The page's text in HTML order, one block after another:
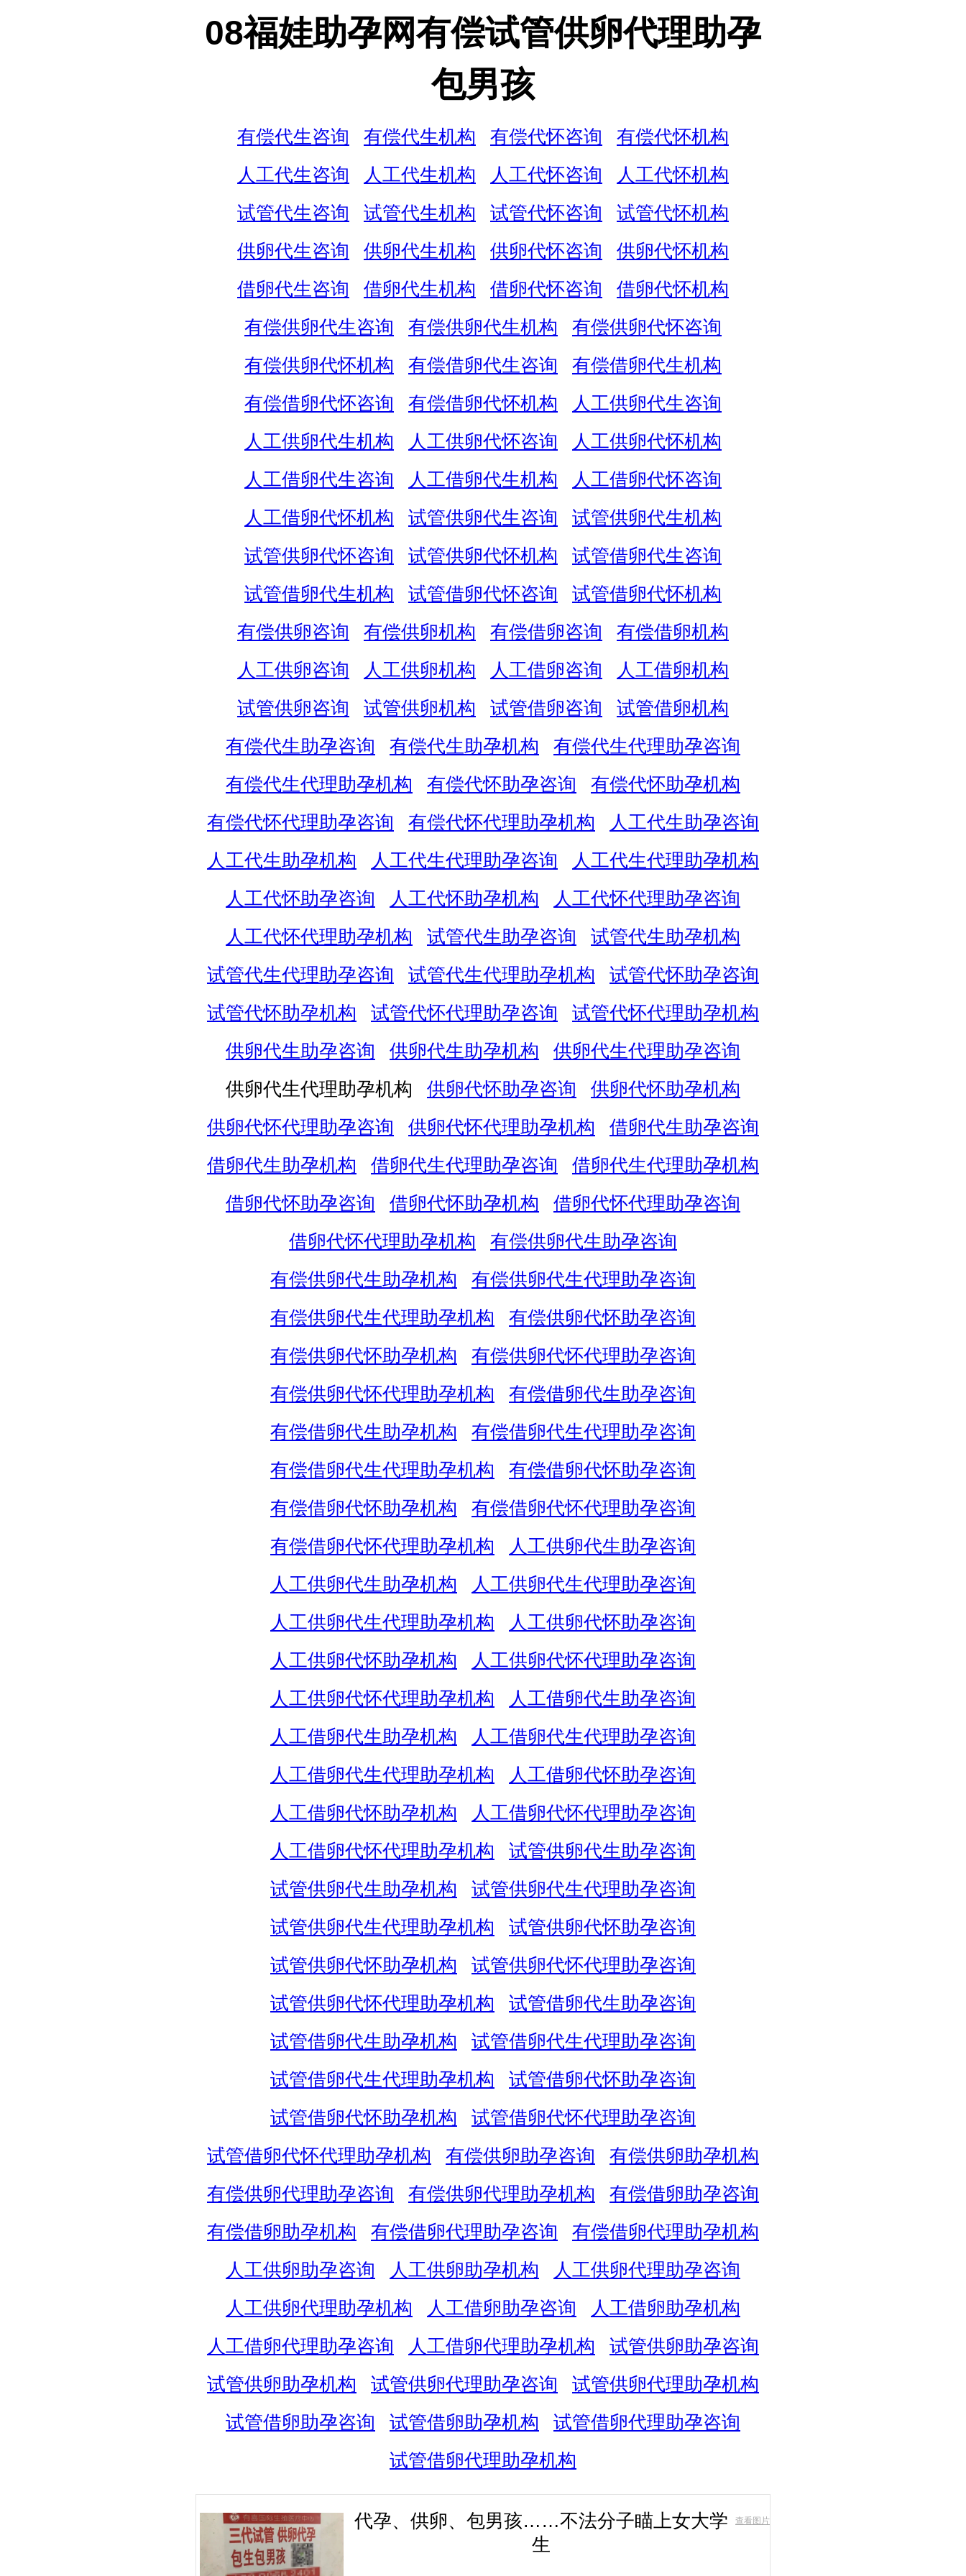
08福娃助孕网有偿试管供卵代理助孕
包男孩
有偿代生咨询 有偿代生机构 有偿代怀咨询
有偿代怀机构
人工代生咨询
人工代生机构 人工代怀咨询
人工代怀机构
试管代生咨询
试管代生机构 试管代怀咨询
试管代怀机构
供卵代生咨询
供卵代生机构 供卵代怀咨询
供卵代怀机构
借卵代生咨询
借卵代生机构 借卵代怀咨询
借卵代怀机构
有偿供卵代生咨询
有偿供卵代生机构
有偿供卵代怀咨询
有偿供卵代怀机构
有偿借卵代生咨询
有偿借卵代生机构
有偿借卵代怀咨询
有偿借卵代怀机构
人工供卵代生咨询
人工供卵代生机构
人工供卵代怀咨询
人工供卵代怀机构
人工借卵代生咨询
人工借卵代生机构
人工借卵代怀咨询
人工借卵代怀机构
试管供卵代生咨询
试管供卵代生机构
试管供卵代怀咨询
试管供卵代怀机构
试管借卵代生咨询
试管借卵代生机构
试管借卵代怀咨询
试管借卵代怀机构
有偿供卵咨询
有偿供卵机构 有偿借卵咨询
有偿借卵机构
人工供卵咨询
人工供卵机构 人工借卵咨询
人工借卵机构
试管供卵咨询
试管供卵机构 试管借卵咨询
试管借卵机构
有偿代生助孕咨询
有偿代生助孕机构
有偿代生代理助孕咨询
有偿代生代理助孕机构
有偿代怀助孕咨询
有偿代怀助孕机构
有偿代怀代理助孕咨询
有偿代怀代理助孕机构
人工代生助孕咨询
人工代生助孕机构
人工代生代理助孕咨询
人工代生代理助孕机构
人工代怀助孕咨询
人工代怀助孕机构
人工代怀代理助孕咨询
人工代怀代理助孕机构
试管代生助孕咨询
试管代生助孕机构
试管代生代理助孕咨询
试管代生代理助孕机构
试管代怀助孕咨询
试管代怀助孕机构
试管代怀代理助孕咨询
试管代怀代理助孕机构
供卵代生助孕咨询
供卵代生助孕机构
供卵代生代理助孕咨询
供卵代生代理助孕机构
供卵代怀助孕咨询
供卵代怀助孕机构
供卵代怀代理助孕咨询
供卵代怀代理助孕机构
借卵代生助孕咨询
借卵代生助孕机构
借卵代生代理助孕咨询
借卵代生代理助孕机构
借卵代怀助孕咨询
借卵代怀助孕机构
借卵代怀代理助孕咨询
借卵代怀代理助孕机构
有偿供卵代生助孕咨询
有偿供卵代生助孕机构
有偿供卵代生代理助孕咨询
有偿供卵代生代理助孕机构
有偿供卵代怀助孕咨询
有偿供卵代怀助孕机构
有偿供卵代怀代理助孕咨询
有偿供卵代怀代理助孕机构
有偿借卵代生助孕咨询
有偿借卵代生助孕机构
有偿借卵代生代理助孕咨询
有偿借卵代生代理助孕机构
有偿借卵代怀助孕咨询
有偿借卵代怀助孕机构
有偿借卵代怀代理助孕咨询
有偿借卵代怀代理助孕机构
人工供卵代生助孕咨询
人工供卵代生助孕机构
人工供卵代生代理助孕咨询
人工供卵代生代理助孕机构
人工供卵代怀助孕咨询
人工供卵代怀助孕机构
人工供卵代怀代理助孕咨询
人工供卵代怀代理助孕机构
人工借卵代生助孕咨询
人工借卵代生助孕机构
人工借卵代生代理助孕咨询
人工借卵代生代理助孕机构
人工借卵代怀助孕咨询
人工借卵代怀助孕机构
人工借卵代怀代理助孕咨询
人工借卵代怀代理助孕机构
试管供卵代生助孕咨询
试管供卵代生助孕机构
试管供卵代生代理助孕咨询
试管供卵代生代理助孕机构
试管供卵代怀助孕咨询
试管供卵代怀助孕机构
试管供卵代怀代理助孕咨询
试管供卵代怀代理助孕机构
试管借卵代生助孕咨询
试管借卵代生助孕机构
试管借卵代生代理助孕咨询
试管借卵代生代理助孕机构
试管借卵代怀助孕咨询
试管借卵代怀助孕机构
试管借卵代怀代理助孕咨询
试管借卵代怀代理助孕机构
有偿供卵助孕咨询
有偿供卵助孕机构
有偿供卵代理助孕咨询
有偿供卵代理助孕机构
有偿借卵助孕咨询
有偿借卵助孕机构
有偿借卵代理助孕咨询
有偿借卵代理助孕机构
人工供卵助孕咨询
人工供卵助孕机构
人工供卵代理助孕咨询
人工供卵代理助孕机构
人工借卵助孕咨询
人工借卵助孕机构
人工借卵代理助孕咨询
人工借卵代理助孕机构
试管供卵助孕咨询
试管供卵助孕机构
试管供卵代理助孕咨询
试管供卵代理助孕机构
试管借卵助孕咨询
试管借卵助孕机构
试管借卵代理助孕咨询
试管借卵代理助孕机构
代孕、供卵、包男孩……不法分子瞄上女大学
生
查看图片